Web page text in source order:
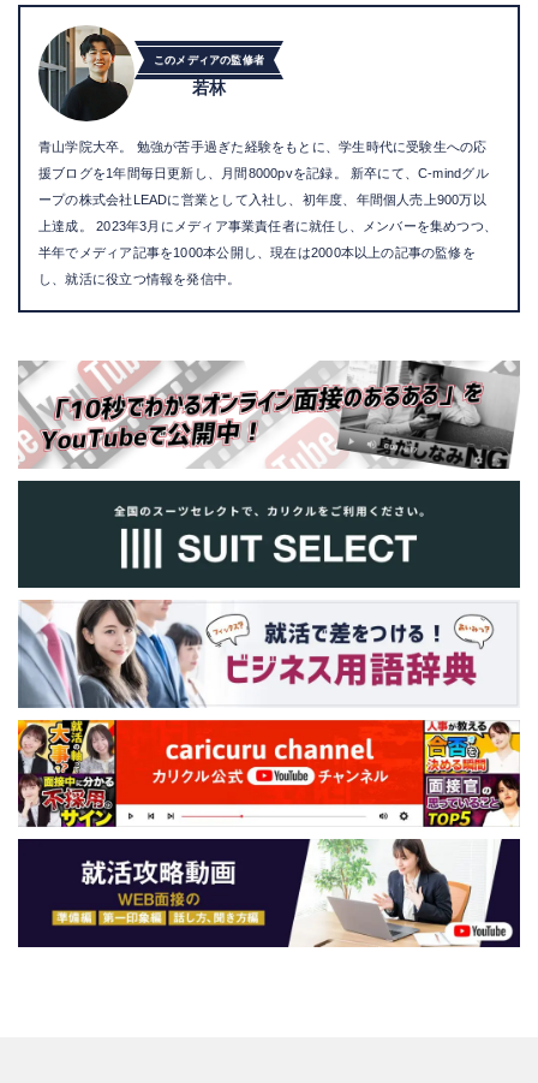
このメディアの監修者
若林
青山学院大卒。 勉強が苦手過ぎた経験をもとに、学生時代に受験生への応
援ブログを1年間毎日更新し、月間8000pvを記録。 新卒にて、C-mindグル
ープの株式会社LEADに営業として入社し、初年度、年間個人売上900万以
上達成。 2023年3月にメディア事業責任者に就任し、メンバーを集めつつ、
半年でメディア記事を1000本公開し、現在は2000本以上の記事の監修を
し、就活に役立つ情報を発信中。